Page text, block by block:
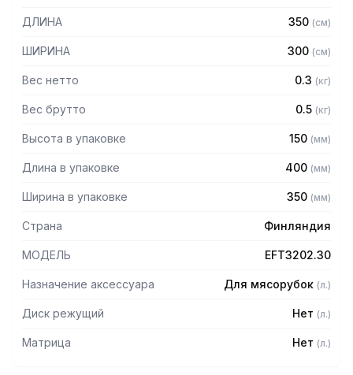
ДЛИНА 350 (см)
ШИРИНА 300 (см)
Вес нетто 0.3 (кг)
Вес брутто 0.5 (кг)
Высота в упаковке 150 (мм)
Длина в упаковке 400 (мм)
Ширина в упаковке 350 (мм)
Страна Финляндия
МОДЕЛЬ EFT3202.30
Назначение аксессуара Для мясорубок (л.)
Диск режущий Нет (л.)
Матрица Нет (л.)